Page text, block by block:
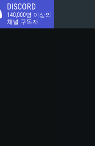
DISCORD
140,000명 이상의
채널 구독자